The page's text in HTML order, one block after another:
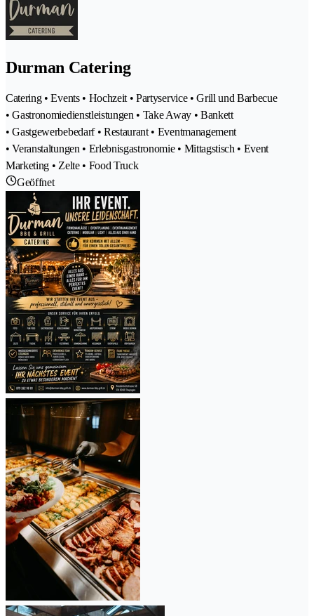
Durman Catering
Catering • Events • Hochzeit • Partyservice • Grill und Barbecue
• Gastronomiedienstleistungen • Take Away • Bankett
• Gastgewerbebedarf • Restaurant • Eventmanagement
• Veranstaltungen • Erlebnisgastronomie • Mittagstisch • Event
Marketing • Zelte • Food Truck
Geöffnet